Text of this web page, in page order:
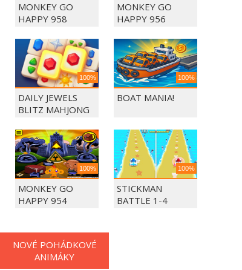
MONKEY GO
HAPPY 958
MONKEY GO
HAPPY 956
100%
DAILY JEWELS
BLITZ MAHJONG
100%
BOAT MANIA!
100%
MONKEY GO
HAPPY 954
100%
STICKMAN
BATTLE 1-4
NOVÉ POHÁDKOVÉ
ANIMÁKY